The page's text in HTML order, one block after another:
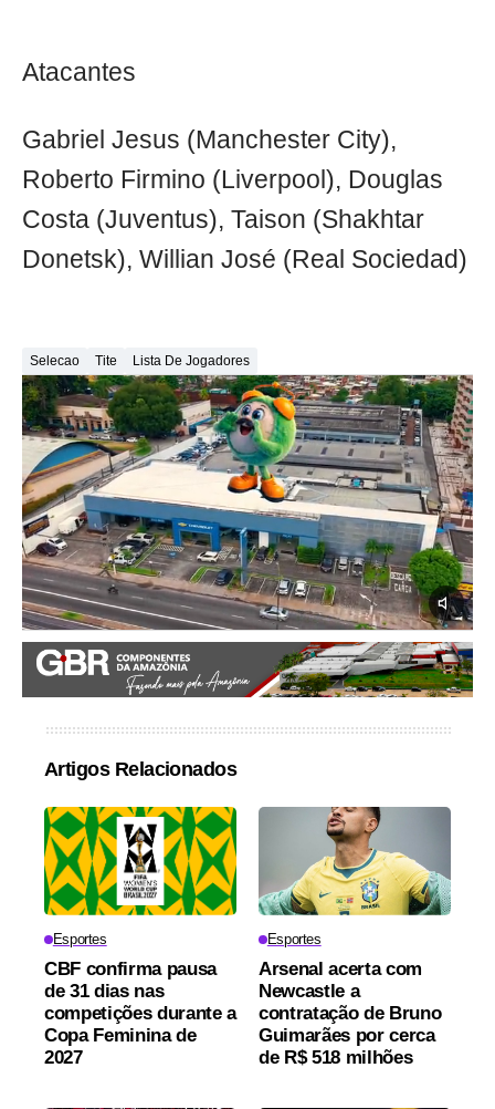
Atacantes
Gabriel Jesus (Manchester City),
Roberto Firmino (Liverpool), Douglas
Costa (Juventus), Taison (Shakhtar
Donetsk), Willian José (Real Sociedad)
Selecao Tite Lista De Jogadores
Artigos Relacionados
Esportes
CBF confirma pausa
de 31 dias nas
competições durante a
Copa Feminina de
2027
Esportes
Arsenal acerta com
Newcastle a
contratação de Bruno
Guimarães por cerca
de R$ 518 milhões